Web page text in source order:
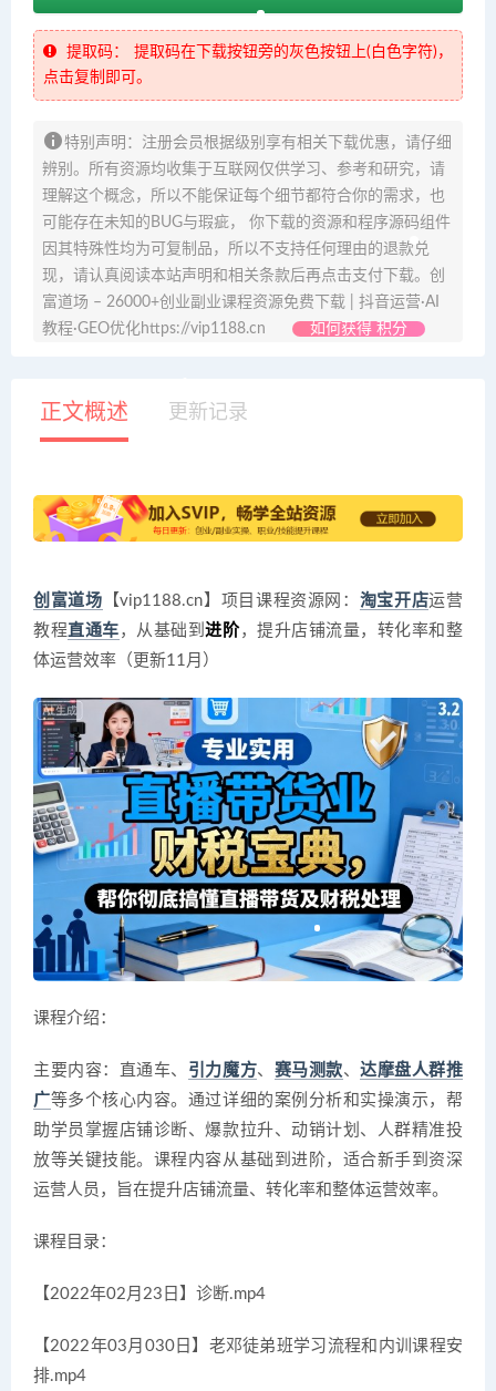
提取码：
提取码在下载按钮旁的灰色按钮上(白色字符)，
点击复制即可。
特别声明：注册会员根据级别享有相关下载优惠，请仔细
辨别。所有资源均收集于互联网仅供学习、参考和研究，请
理解这个概念，所以不能保证每个细节都符合你的需求，也
可能存在未知的BUG与瑕疵， 你下载的资源和程序源码组件
因其特殊性均为可复制品，所以不支持任何理由的退款兑
现，请认真阅读本站声明和相关条款后再点击支付下载。创
富道场 – 26000+创业副业课程资源免费下载 | 抖音运营·AI
教程·GEO优化https://vip1188.cn
如何获得 积分
正文概述 更新记录
创富道场 【vip1188.cn】项目课程资源网： 淘宝开店运营
教程直通车 ，从基础到进阶，提升店铺流量，转化率和整
体运营效率（更新11月）
课程介绍：
主要内容：直通车、 引力魔方、 赛马测款、达摩盘人群推
广等多个核心内容。通过详细的案例分析和实操演示，帮
助学员掌握店铺诊断、爆款拉升、动销计划、人群精准投
放等关键技能。课程内容从基础到进阶，适合新手到资深
运营人员，旨在提升店铺流量、转化率和整体运营效率。
课程目录：
【2022年02月23日】诊断.mp4
【2022年03月030日】老邓徒弟班学习流程和内训课程安
排.mp4